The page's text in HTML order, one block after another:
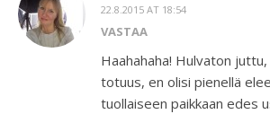
22.8.2015 AT 18:54
VASTAA
Haahahaha! Hulvaton
totuus, en olisi pienellä
tuollaiseen paikkaan edes